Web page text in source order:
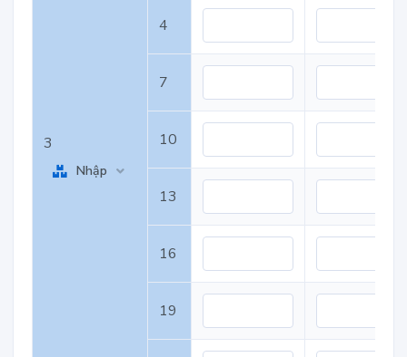
3
Nhập
4
7
10
13
16
19